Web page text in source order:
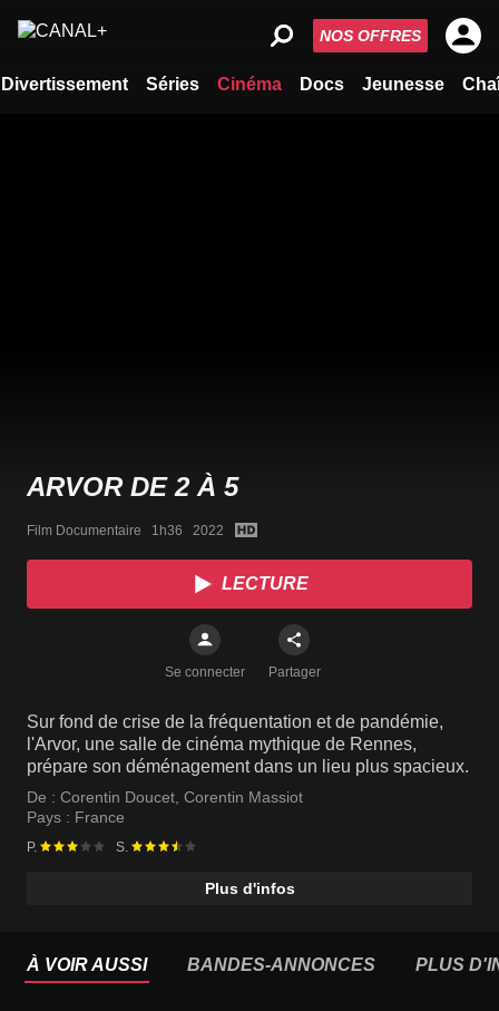
Divertissement Séries Cinéma Docs Jeunesse
NOS OFFRES
ARVOR DE 2 À 5
Film Documentaire   1h36   2022
LECTURE
Se connecter Partager
Sur fond de crise de la fréquentation et de pandémie,
l'Arvor, une salle de cinéma mythique de Rennes,
prépare son déménagement dans un lieu plus spacieux.
De : Corentin Doucet Corentin Massiot
Pays : France
P. S.
Plus d'infos
À VOIR AUSSI BANDES-ANNONCES PLUS